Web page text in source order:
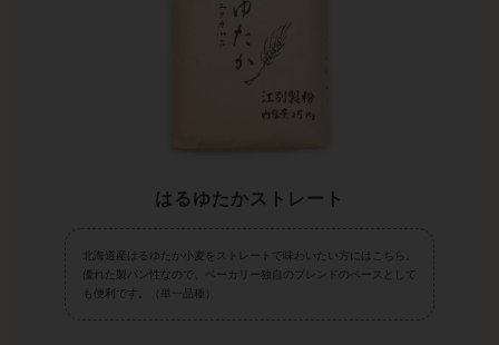
はるゆたかストレート
北海道産はるゆたか小麦をストレートで味わいたい方にはこちら。
優れた製パン性なので、ベーカリー独自のブレンドのベースとして
も便利です。（単一品種）